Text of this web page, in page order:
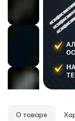
О товаре